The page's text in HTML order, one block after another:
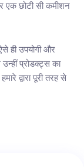
एक छोटी सी कमीशन
ही उपयोगी और
प्रोडक्ट्स का
द्वारा पूरी तरह से